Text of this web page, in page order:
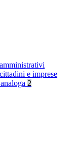
e imprese
2